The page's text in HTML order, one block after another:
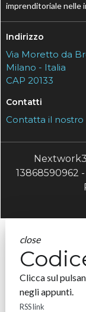
imprenditoriale nelle
Indirizzo
Via Moretto da
Milano - Italia
CAP 20133
Contatti
Contatta il
13868590962
close
Clicca sul
negli appunti.
RSS link